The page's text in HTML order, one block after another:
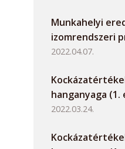
Munkahelyi
izomrendszeri
2022.04.07.
hanganyaga (1.
2022.03.24.